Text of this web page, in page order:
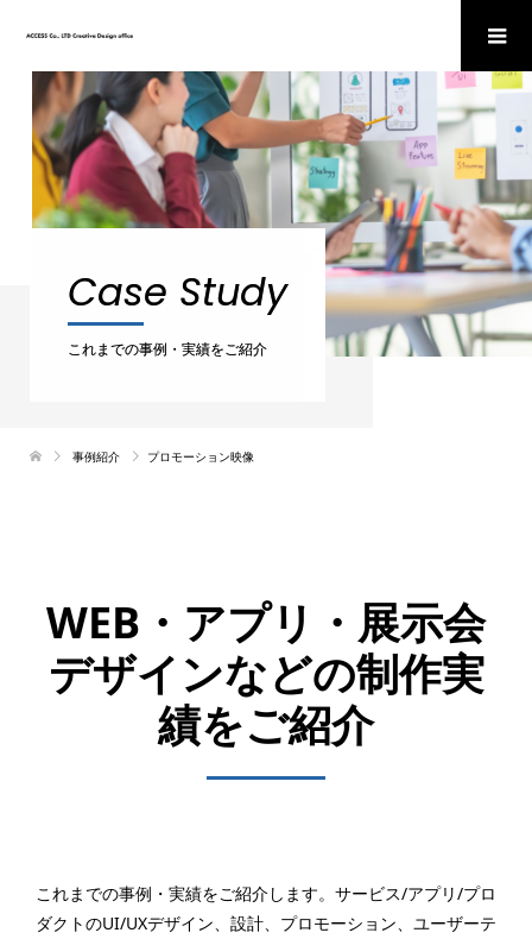
Case Study
これまでの事例・実績をご紹介
事例紹介 プロモーション映像
WEB・アプリ・展示会
デザインなどの制作実
績をご紹介
これまでの事例・実績をご紹介します。サービス/アプリ/プロ
ダクトのUI/UXデザイン、設計、プロモーション、ユーザーテ